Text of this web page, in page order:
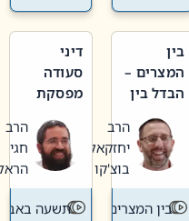
בין
המצרים –
הבדל בין
חדשה
לישנה
הרב
יחזקאל
בוצ'קו
בין המצרים
דיני
סעודה
מפסקת
תשעה
באב
הרב
חגי
הראל
תשעה באב